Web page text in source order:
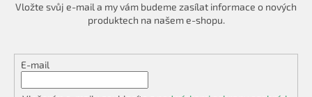
Vložte svůj e-mail a my vám budeme zasílat informace o nových
produktech na našem e-shopu.
E-mail